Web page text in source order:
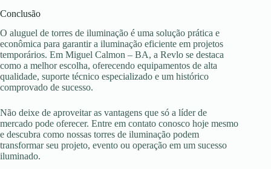
Conclusão
O aluguel de torres de iluminação é uma solução prática e
econômica para garantir a iluminação eficiente em projetos
temporários. Em Miguel Calmon – BA, a Revlo se destaca
como a melhor escolha, oferecendo equipamentos de alta
qualidade, suporte técnico especializado e um histórico
comprovado de sucesso.
Não deixe de aproveitar as vantagens que só a líder de
mercado pode oferecer. Entre em contato conosco hoje mesmo
e descubra como nossas torres de iluminação podem
transformar seu projeto, evento ou operação em um sucesso
iluminado.